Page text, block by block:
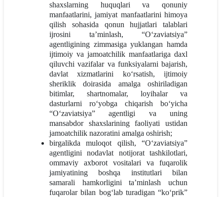
shaxslarning huquqlari va qonuniy
manfaatlarini, jamiyat manfaatlarini himoya
qilish sohasida qonun hujjatlari talablari
ijrosini ta’minlash, “O‘zaviatsiya”
agentligining zimmasiga yuklangan hamda
ijtimoiy va jamoatchilik manfaatlariga daxl
qiluvchi vazifalar va funksiyalarni bajarish,
davlat xizmatlarini ko‘rsatish, ijtimoiy
sheriklik doirasida amalga oshiriladigan
bitimlar, shartnomalar, loyihalar va
dasturlarni ro‘yobga chiqarish bo‘yicha
“O‘zaviatsiya” agentligi va uning
mansabdor shaxslarining faoliyati ustidan
jamoatchilik nazoratini amalga oshirish;
birgalikda muloqot qilish, “O‘zaviatsiya”
agentligini nodavlat notijorat tashkilotlari,
ommaviy axborot vositalari va fuqarolik
jamiyatining boshqa institutlari bilan
samarali hamkorligini ta’minlash uchun
fuqarolar bilan bog‘lab turadigan “ko‘prik”